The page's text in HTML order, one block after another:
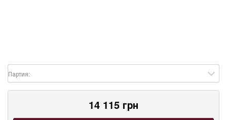
Партия:
14 115 грн